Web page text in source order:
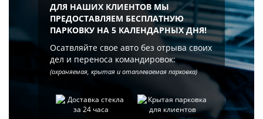
ДЛЯ НАШИХ КЛИЕНТОВ МЫ
ПРЕДОСТАВЛЯЕМ БЕСПЛАТНУЮ
ПАРКОВКУ НА 5 КАЛЕНДАРНЫХ ДНЯ!
Осатвляйте свое авто без отрыва своих
дел и переноса командировок:
(охраняемая, крытая и отаплеваемая парковка)